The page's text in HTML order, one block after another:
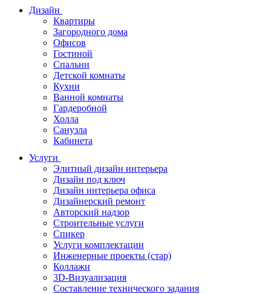
Дизайн
Квартиры
Загородного дома
Офисов
Гостиной
Спальни
Детской комнаты
Кухни
Ванной комнаты
Гардеробной
Холла
Санузла
Кабинета
Услуги
Элитный дизайн интерьера
Дизайн под ключ
Дизайн интерьера офиса
Дизайнерский ремонт
Авторский надзор
Строительные услуги
Спикер
Услуги комплектации
Инженерные проекты (стар)
Коллажи
3D-Визуализация
Составление технического задания